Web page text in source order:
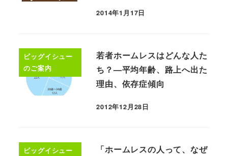
2014年1月17日
ビッグイシュー
のご案内
若者ホームレスはどんな人た
ち？—平均年齢、路上へ出た
理由、依存症傾向
2012年12月28日
ビッグイシュー
「ホームレスの人って、なぜ